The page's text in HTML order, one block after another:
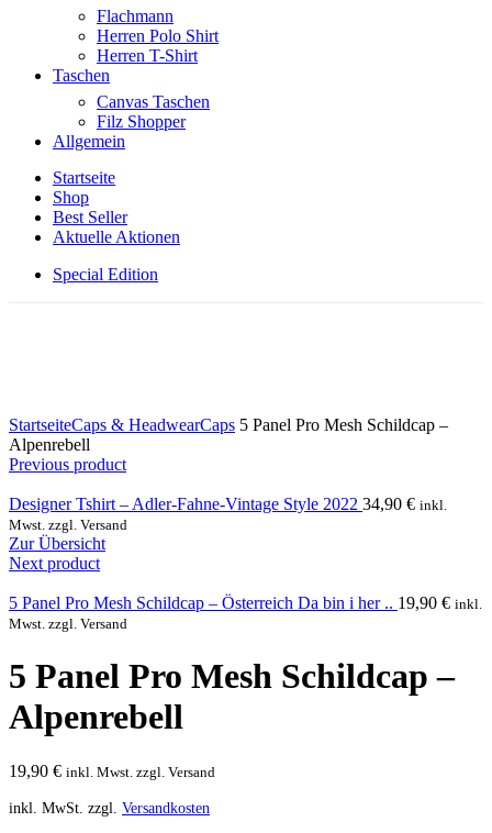
Flachmann
Herren Polo Shirt
Herren T-Shirt
Taschen
Canvas Taschen
Filz Shopper
Allgemein
Startseite
Shop
Best Seller
Aktuelle Aktionen
Special Edition
StartseiteCaps & HeadwearCaps 5 Panel Pro Mesh Schildcap –
Alpenrebell
Previous product
Designer Tshirt – Adler-Fahne-Vintage Style 2022 34,90 € inkl.
Mwst. zzgl. Versand
Zur Übersicht
Next product
5 Panel Pro Mesh Schildcap – Österreich Da bin i her .. 19,90 € inkl.
Mwst. zzgl. Versand
5 Panel Pro Mesh Schildcap –
Alpenrebell
19,90 € inkl. Mwst. zzgl. Versand
inkl. MwSt. zzgl. Versandkosten